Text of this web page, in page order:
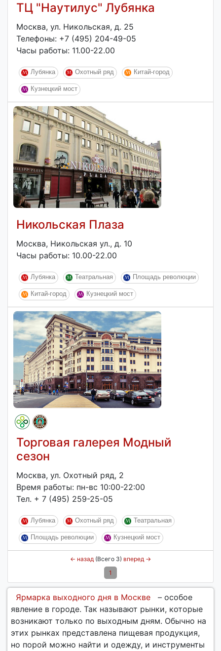
ТЦ "Наутилус" Лубянка
Москва, ул. Никольская, д. 25
Телефоны: +7 (495) 204-49-05
Часы работы: 11.00-22.00
Лубянка Охотный ряд Китай-город
Кузнецкий мост
Никольская Плаза
Москва, Никольская ул., д. 10
Часы работы: 10.00-22.00
Лубянка Театральная Площадь революции
Китай-город Кузнецкий мост
Торговая галерея Модный
сезон
Москва, ул. Охотный ряд, 2
Время работы: пн-вс 10:00-22:00
Тел. + 7 (495) 259-25-05
Лубянка Охотный ряд Театральная
Площадь революции Кузнецкий мост
← назад (Всего 3) вперед →
1
Ярмарка выходного дня в Москве
– особое
явление в городе. Так называют рынки, которые
возникают только по выходным дням. Обычно на
этих рынках представлена пищевая продукция,
но порой можно найти и одежду, и инструменты